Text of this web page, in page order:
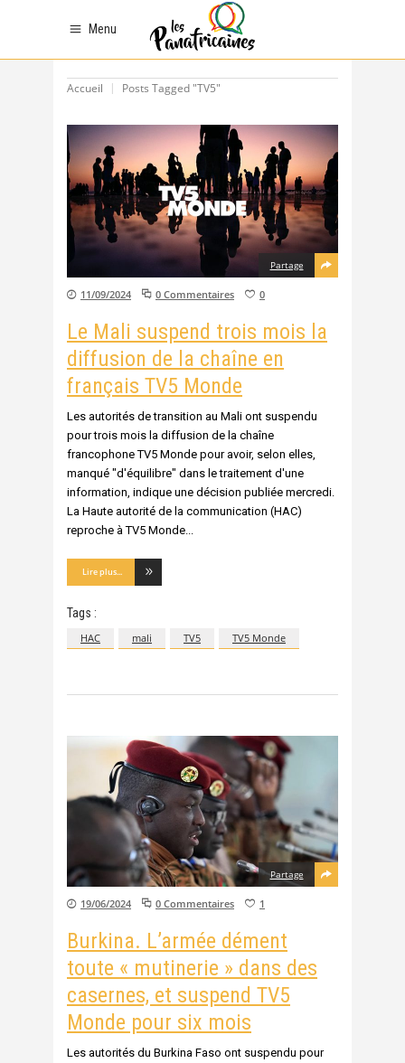
Menu
Accueil Posts Tagged "TV5"
Partage
11/09/2024 0 Commentaires 0
Le Mali suspend trois mois la
diffusion de la chaîne en
français TV5 Monde
Les autorités de transition au Mali ont suspendu
pour trois mois la diffusion de la chaîne
francophone TV5 Monde pour avoir, selon elles,
manqué "d'équilibre" dans le traitement d'une
information, indique une décision publiée mercredi.
La Haute autorité de la communication (HAC)
reproche à TV5 Monde
Lire plus...
Tags :
HAC mali TV5 TV5 Monde
Partage
19/06/2024 0 Commentaires 1
Burkina. L’armée dément
toute « mutinerie » dans des
casernes, et suspend TV5
Monde pour six mois
Les autorités du Burkina Faso ont suspendu pour